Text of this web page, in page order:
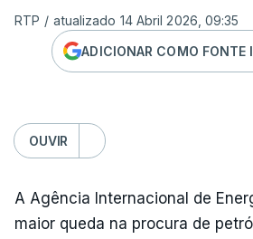
RTP / atualizado 14 Abril 2026, 09:35
ADICIONAR COMO FONTE
OUVIR
A Agência Internacional de
maior queda na procura de